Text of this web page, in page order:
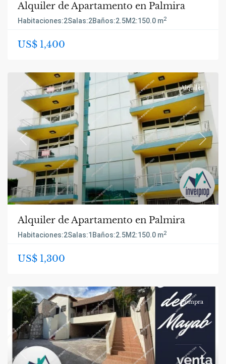
Alquiler de Apartamento en Palmira
Habitaciones:2Salas:2Baños:2.5M2:150.0 m2
US$ 1,400
Previous Next
Alquiler
Alquiler de Apartamento en Palmira
Habitaciones:2Salas:1 Baños:2.5M2:150.0 m2
US$ 1,300
Previous Next
Compra